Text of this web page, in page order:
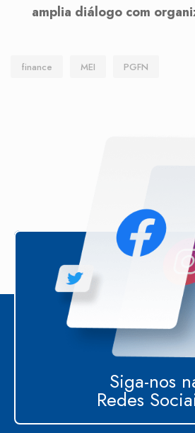
amplia diálogo com
finance MEI PGFN
Siga-nos
Redes